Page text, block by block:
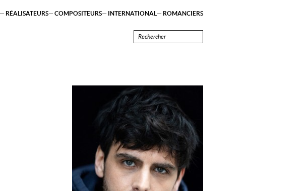
RÉALISATEURS COMPOSITEURS INTERNATIONAL ROMANCIERS